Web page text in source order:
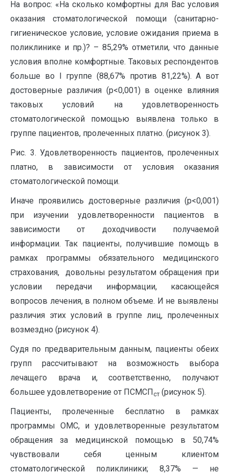
На вопрос: «На сколько комфортны для Вас условия
оказания стоматологической помощи (санитарно-
гигиеническое условие, условие ожидания приема в
поликлинике и пр.)? – 85,29% отметили, что данные
условия вполне комфортные. Таковых респондентов
больше во I группе (88,67% против 81,22%). А вот
достоверные различия (р<0,001) в оценке влияния
таковых условий на удовлетворенность
стоматологической помощью выявлена только в
группе пациентов, пролеченных платно. (рисунок 3).
Рис. 3. Удовлетворенность пациентов, пролеченных
платно, в зависимости от условия оказания
стоматологической помощи.
Иначе проявились достоверные различия (р<0,001)
при изучении удовлетворенности пациентов в
зависимости от доходчивости получаемой
информации. Так пациенты, получившие помощь в
рамках программы обязательного медицинского
страхования, довольны результатом обращения при
условии передачи информации, касающейся
вопросов лечения, в полном объеме. И не выявлены
различия этих условий в группе лиц, пролеченных
возмездно (рисунок 4).
Судя по предварительным данным, пациенты обеих
групп рассчитывают на возможность выбора
лечащего врача и, соответственно, получают
большее удовлетворение от ПСМСПст (рисунок 5).
Пациенты, пролеченные бесплатно в рамках
программы ОМС, и удовлетворенные результатом
обращения за медицинской помощью в 50,74%
чувствовали себя ценным клиентом
стоматологической поликлиники; 8,37% — не